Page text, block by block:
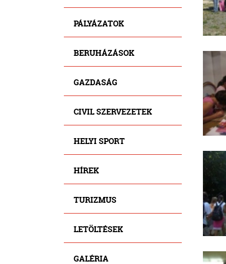
PÁLYÁZATOK
BERUHÁZÁSOK
GAZDASÁG
CIVIL SZERVEZETEK
HELYI SPORT
HÍREK
TURIZMUS
LETÖLTÉSEK
GALÉRIA